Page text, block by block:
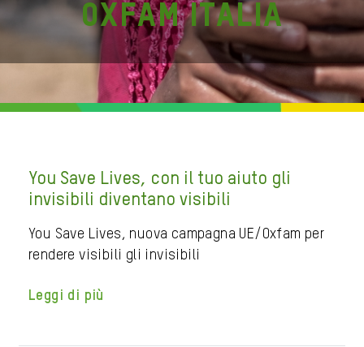
Oxfam Italia
You Save Lives, con il tuo aiuto gli
invisibili diventano visibili
You Save Lives, nuova campagna UE/Oxfam per
rendere visibili gli invisibili
Leggi di più